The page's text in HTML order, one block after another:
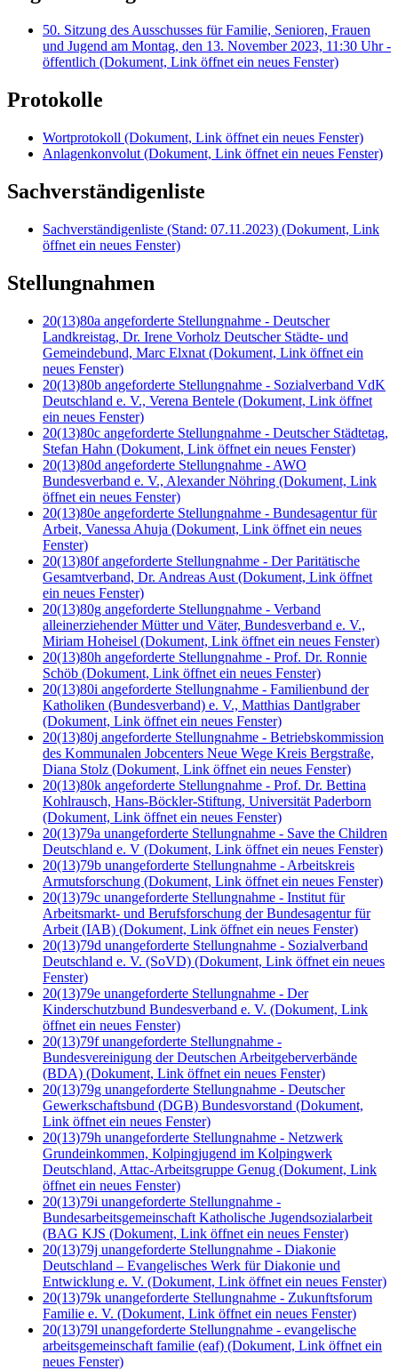
50. Sitzung des Ausschusses für Familie, Senioren, Frauen
und Jugend am Montag, den 13. November 2023, 11:30 Uhr -
öffentlich (Dokument, Link öffnet ein neues Fenster)
Protokolle
Wortprotokoll (Dokument, Link öffnet ein neues Fenster)
Anlagenkonvolut (Dokument, Link öffnet ein neues Fenster)
Sachverständigenliste
Sachverständigenliste (Stand: 07.11.2023) (Dokument, Link
öffnet ein neues Fenster)
Stellungnahmen
20(13)80a angeforderte Stellungnahme - Deutscher
Landkreistag, Dr. Irene Vorholz Deutscher Städte- und
Gemeindebund, Marc Elxnat (Dokument, Link öffnet ein
neues Fenster)
20(13)80b angeforderte Stellungnahme - Sozialverband VdK
Deutschland e. V., Verena Bentele (Dokument, Link öffnet
ein neues Fenster)
20(13)80c angeforderte Stellungnahme - Deutscher Städtetag,
Stefan Hahn (Dokument, Link öffnet ein neues Fenster)
20(13)80d angeforderte Stellungnahme - AWO
Bundesverband e. V., Alexander Nöhring (Dokument, Link
öffnet ein neues Fenster)
20(13)80e angeforderte Stellungnahme - Bundesagentur für
Arbeit, Vanessa Ahuja (Dokument, Link öffnet ein neues
Fenster)
20(13)80f angeforderte Stellungnahme - Der Paritätische
Gesamtverband, Dr. Andreas Aust (Dokument, Link öffnet
ein neues Fenster)
20(13)80g angeforderte Stellungnahme - Verband
alleinerziehender Mütter und Väter, Bundesverband e. V.,
Miriam Hoheisel (Dokument, Link öffnet ein neues Fenster)
20(13)80h angeforderte Stellungnahme - Prof. Dr. Ronnie
Schöb (Dokument, Link öffnet ein neues Fenster)
20(13)80i angeforderte Stellungnahme - Familienbund der
Katholiken (Bundesverband) e. V., Matthias Dantlgraber
(Dokument, Link öffnet ein neues Fenster)
20(13)80j angeforderte Stellungnahme - Betriebskommission
des Kommunalen Jobcenters Neue Wege Kreis Bergstraße,
Diana Stolz (Dokument, Link öffnet ein neues Fenster)
20(13)80k angeforderte Stellungnahme - Prof. Dr. Bettina
Kohlrausch, Hans-Böckler-Stiftung, Universität Paderborn
(Dokument, Link öffnet ein neues Fenster)
20(13)79a unangeforderte Stellungnahme - Save the Children
Deutschland e. V (Dokument, Link öffnet ein neues Fenster)
20(13)79b unangeforderte Stellungnahme - Arbeitskreis
Armutsforschung (Dokument, Link öffnet ein neues Fenster)
20(13)79c unangeforderte Stellungnahme - Institut für
Arbeitsmarkt- und Berufsforschung der Bundesagentur für
Arbeit (IAB) (Dokument, Link öffnet ein neues Fenster)
20(13)79d unangeforderte Stellungnahme - Sozialverband
Deutschland e. V. (SoVD) (Dokument, Link öffnet ein neues
Fenster)
20(13)79e unangeforderte Stellungnahme - Der
Kinderschutzbund Bundesverband e. V. (Dokument, Link
öffnet ein neues Fenster)
20(13)79f unangeforderte Stellungnahme -
Bundesvereinigung der Deutschen Arbeitgeberverbände
(BDA) (Dokument, Link öffnet ein neues Fenster)
20(13)79g unangeforderte Stellungnahme - Deutscher
Gewerkschaftsbund (DGB) Bundesvorstand (Dokument,
Link öffnet ein neues Fenster)
20(13)79h unangeforderte Stellungnahme - Netzwerk
Grundeinkommen, Kolpingjugend im Kolpingwerk
Deutschland, Attac-Arbeitsgruppe Genug (Dokument, Link
öffnet ein neues Fenster)
20(13)79i unangeforderte Stellungnahme -
Bundesarbeitsgemeinschaft Katholische Jugendsozialarbeit
(BAG KJS (Dokument, Link öffnet ein neues Fenster)
20(13)79j unangeforderte Stellungnahme - Diakonie
Deutschland – Evangelisches Werk für Diakonie und
Entwicklung e. V. (Dokument, Link öffnet ein neues Fenster)
20(13)79k unangeforderte Stellungnahme - Zukunftsforum
Familie e. V. (Dokument, Link öffnet ein neues Fenster)
20(13)79l unangeforderte Stellungnahme - evangelische
arbeitsgemeinschaft familie (eaf) (Dokument, Link öffnet ein
neues Fenster)